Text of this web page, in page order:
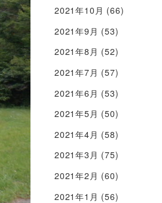
2021年10月 (66)
2021年9月 (53)
2021年8月 (52)
2021年7月 (57)
2021年6月 (53)
2021年5月 (50)
2021年4月 (58)
2021年3月 (75)
2021年2月 (60)
2021年1月 (56)